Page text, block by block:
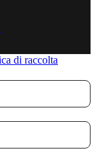
di raccolta